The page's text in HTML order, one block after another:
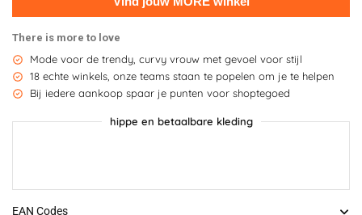
There is more to love
Mode voor de trendy, curvy vrouw met gevoel voor stijl
18 echte winkels, onze teams staan te popelen om je te helpen
Bij iedere aankoop spaar je punten voor shoptegoed
hippe en betaalbare kleding
EAN Codes